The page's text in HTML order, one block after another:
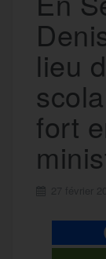
lieu
fort